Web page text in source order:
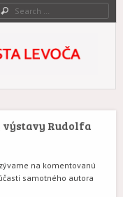
Search
Rudolfa
na komentovanú
samotného autora